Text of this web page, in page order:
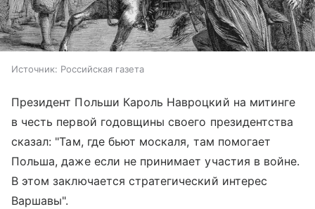
Источник: Российская газета
Президент Польши Кароль Навроцкий на митинге
в честь первой годовщины своего президентства
сказал: "Там, где бьют москаля, там помогает
Польша, даже если не принимает участия в войне.
В этом заключается стратегический интерес
Варшавы".